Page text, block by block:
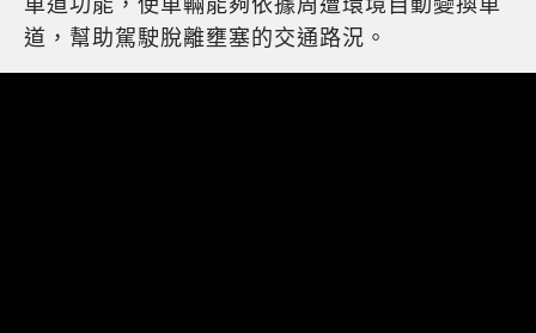
車道功能，使車輛能夠依據周遭環境自動變換車
道，幫助駕駛脫離壅塞的交通路況。